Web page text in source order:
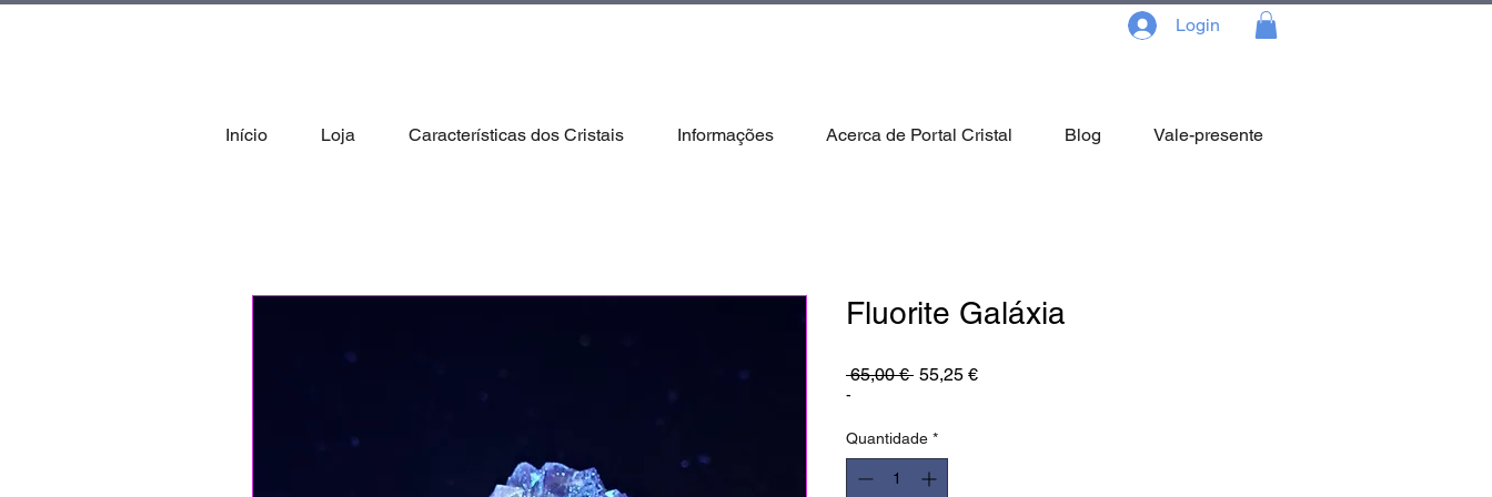
Login
Início Loja Características dos Cristais Informações Acerca de Portal Cristal Blog Vale-presente
Fluorite Galáxia
65,00 € Preço
55,25 €Preço
-
Quantidade *